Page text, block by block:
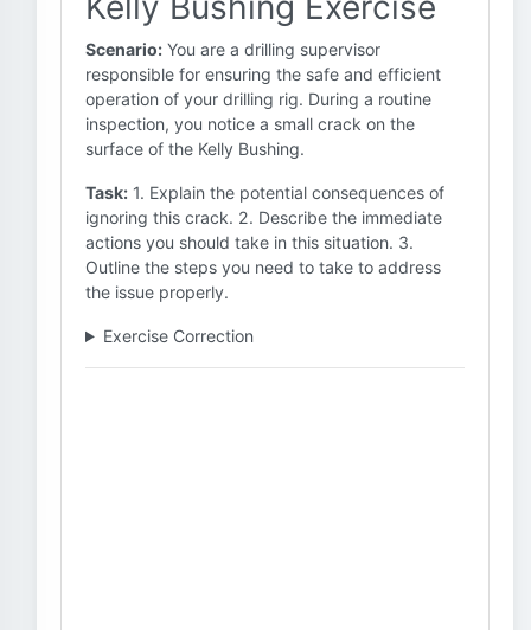
Scenario: You are a drilling supervisor
responsible for ensuring the safe and efficient
operation of your drilling rig. During a routine
inspection, you notice a small crack on the
surface of the Kelly Bushing.
Task: 1. Explain the potential consequences of
ignoring this crack. 2. Describe the immediate
actions you should take in this situation. 3.
Outline the steps you need to take to address
the issue properly.
Exercise Correction